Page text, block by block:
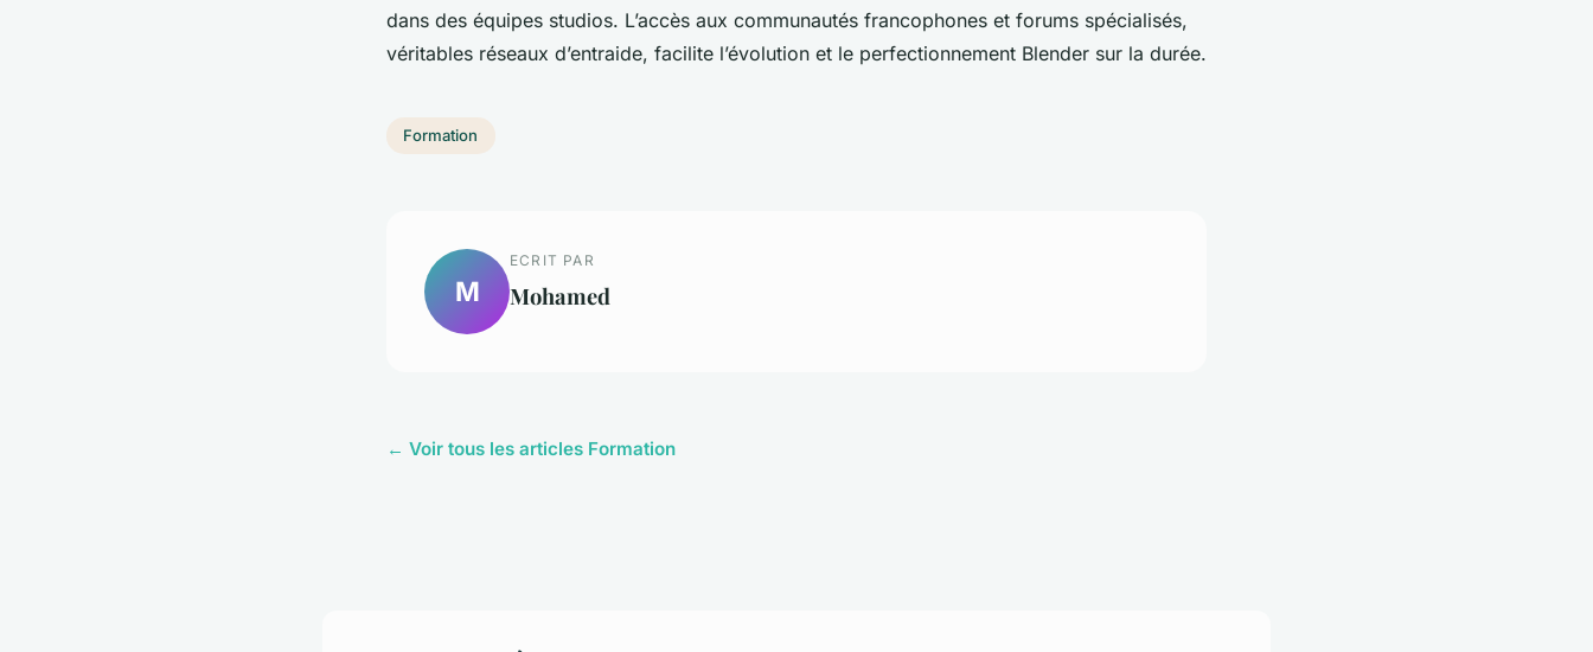
dans des équipes studios. L’accès aux communautés francophones et forums spécialisés,
véritables réseaux d’entraide, facilite l’évolution et le perfectionnement Blender sur la durée.
Formation
M
ECRIT PAR
Mohamed
← Voir tous les articles Formation